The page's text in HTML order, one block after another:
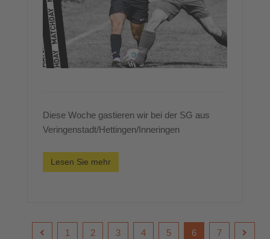
Diese Woche gastieren wir bei der SG aus
Veringenstadt/Hettingen/Inneringen
Lesen Sie mehr
1 2 3 4 5 6 7